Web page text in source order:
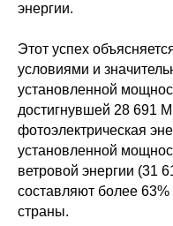
энергии.
Этот успех
условиями и
установленной
достигнувшей 28 691
фотоэлектрическая
установленной
ветровой энергии (31
составляют более
страны.